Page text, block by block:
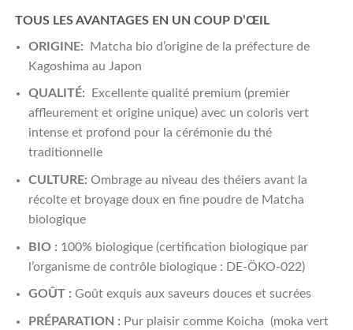
TOUS LES AVANTAGES EN UN COUP D’ŒIL
ORIGINE: Matcha bio d’origine de la préfecture de
Kagoshima au Japon
QUALITÉ:
Excellente qualité premium (premier
affleurement et origine unique) avec un coloris vert
intense et profond pour la cérémonie du thé
traditionnelle
CULTURE: Ombrage au niveau des théiers avant la
récolte et broyage doux en fine poudre de Matcha
biologique
BIO : 100% biologique (certification biologique par
l’organisme de contrôle biologique : DE-ÖKO-022)
GOÛT : Goût exquis aux saveurs douces et sucrées
PRÉPARATION : Pur plaisir comme Koicha (moka vert